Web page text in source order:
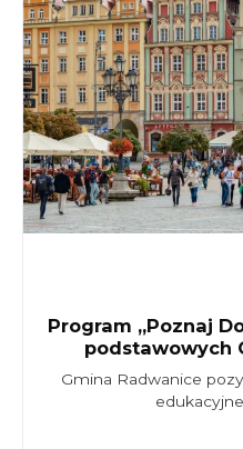
Program „Poznaj
podstawowych
Gmina Radwanice